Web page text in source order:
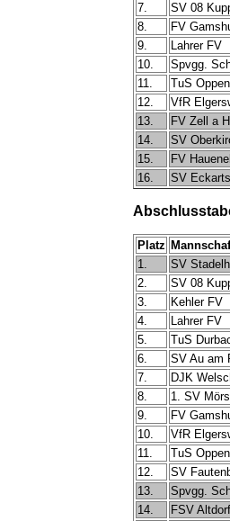
7.
SV 08
8.
FV
9.
Lahrer FV
10.
Spvgg.
11.
TuS
12.
VfR
13.
FV Zell a H
14.
SV
15.
FV
16.
SV
Platz
1.
SV
2.
SV 08
3.
Kehler FV
4.
Lahrer FV
5.
TuS
6.
SV Au am
7.
DJK
8.
1. SV
9.
FV
10.
VfR
11.
TuS
12.
SV
13.
Spvgg.
14.
FSV Altdorf